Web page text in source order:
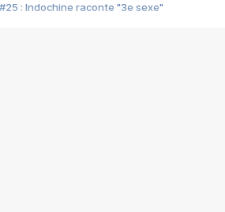
#25 : Indochine raconte "3e sexe"